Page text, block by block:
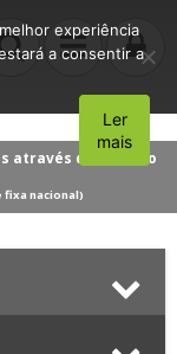
através do número
fixa nacional)
experiência
a consentir a
Aceito
Ler
mais